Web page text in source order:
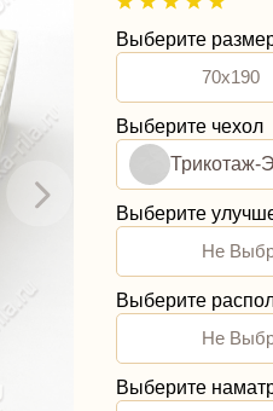
Выберите
70x190
Выберите чехол
Выберите
Не
Выберите
Не
Выберите